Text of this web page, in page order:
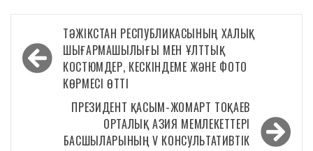
Навигация
по
записям
ТӘЖІКСТАН РЕСПУБЛИКАСЫНЫҢ ХАЛЫҚ
ШЫҒАРМАШЫЛЫҒЫ МЕН ҰЛТТЫҚ
КОСТЮМДЕР, КЕСКІНДЕМЕ ЖӘНЕ ФОТО
КӨРМЕСІ ӨТТІ
ПРЕЗИДЕНТ ҚАСЫМ-ЖОМАРТ ТОҚАЕВ
ОРТАЛЫҚ АЗИЯ МЕМЛЕКЕТТЕРІ
БАСШЫЛАРЫНЫҢ V КОНСУЛЬТАТИВТІК